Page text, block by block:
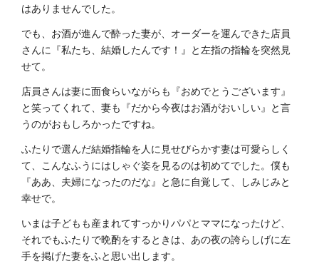
はありませんでした。
でも、お酒が進んで酔った妻が、オーダーを運んできた店員
さんに『私たち、結婚したんです！』と左指の指輪を突然見
せて。
店員さんは妻に面食らいながらも『おめでとうございます』
と笑ってくれて、妻も『だから今夜はお酒がおいしい』と言
うのがおもしろかったですね。
ふたりで選んだ結婚指輪を人に見せびらかす妻は可愛らしく
て、こんなふうにはしゃぐ姿を見るのは初めてでした。僕も
『ああ、夫婦になったのだな』と急に自覚して、しみじみと
幸せで。
いまは子どもも産まれてすっかりパパとママになったけど、
それでもふたりで晩酌をするときは、あの夜の誇らしげに左
手を掲げた妻をふと思い出します。